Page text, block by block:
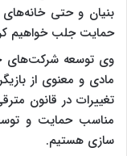
بنیان و حتی
حمایت جلب خواهیم
وی توسعه شرکت‌های
مادی و معنوی از
تغییرات در قانون
مناسب حمایت و
سازی هستیم.